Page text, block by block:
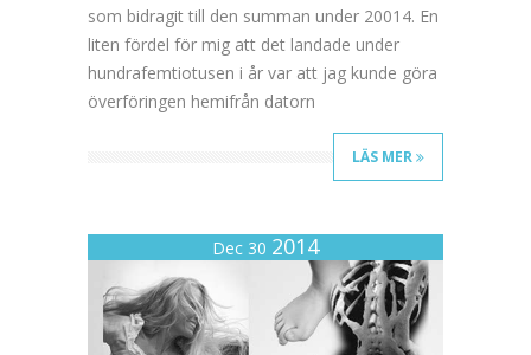
som bidragit till den summan under 20014. En
liten fördel för mig att det landade under
hundrafemtiotusen i år var att jag kunde göra
överföringen hemifrån datorn
LÄS MER
Dec 30 2014